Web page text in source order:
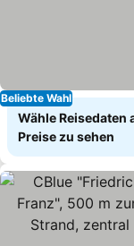
Beliebte Wahl
Wähle Reisedaten
Preise zu sehen